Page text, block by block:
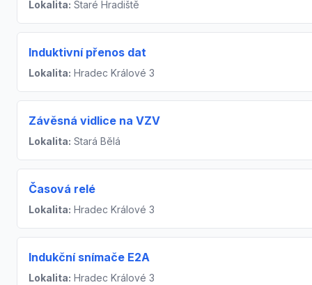
Lokalita: Staré Hradiště
Induktivní přenos dat
Lokalita: Hradec Králové 3
Závěsná vidlice na VZV
Lokalita: Stará Bělá
Časová relé
Lokalita: Hradec Králové 3
Indukční snímače E2A
Lokalita: Hradec Králové 3